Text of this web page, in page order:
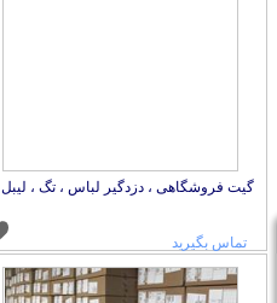
گیت فروشگاهی ، دزدگیر لباس ، تگ ، لیبل
تماس بگیرید